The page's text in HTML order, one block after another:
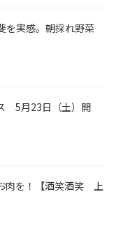
を実感。朝採れ野菜
5月23日（土）開
肉を！【酒笑酒笑 上